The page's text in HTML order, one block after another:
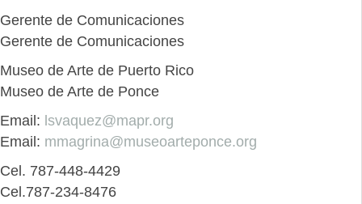
Gerente de Comunicaciones
Gerente de Comunicaciones
Museo de Arte de Puerto Rico
Museo de Arte de Ponce
Email: lsvaquez@mapr.org
Email: mmagrina@museoarteponce.org
Cel. 787-448-4429
Cel.787-234-8476